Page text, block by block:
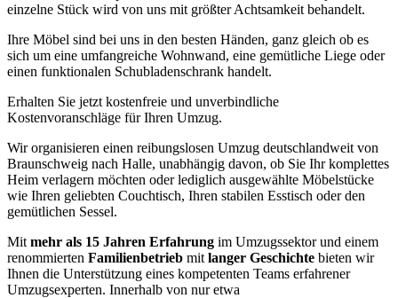
einzelne Stück wird von uns mit größter Achtsamkeit behandelt.
Ihre Möbel sind bei uns in den besten Händen, ganz gleich ob es
sich um eine umfangreiche Wohnwand, eine gemütliche Liege oder
einen funktionalen Schubladenschrank handelt.
Erhalten Sie jetzt kostenfreie und unverbindliche
Kostenvoranschläge für Ihren Umzug.
Wir organisieren einen reibungslosen Umzug deutschlandweit von
Braunschweig nach Halle, unabhängig davon, ob Sie Ihr komplettes
Heim verlagern möchten oder lediglich ausgewählte Möbelstücke
wie Ihren geliebten Couchtisch, Ihren stabilen Esstisch oder den
gemütlichen Sessel.
Mit mehr als 15 Jahren Erfahrung im Umzugssektor und einem
renommierten Familienbetrieb mit langer Geschichte bieten wir
Ihnen die Unterstützung eines kompetenten Teams erfahrener
Umzugsexperten. Innerhalb von nur etwa